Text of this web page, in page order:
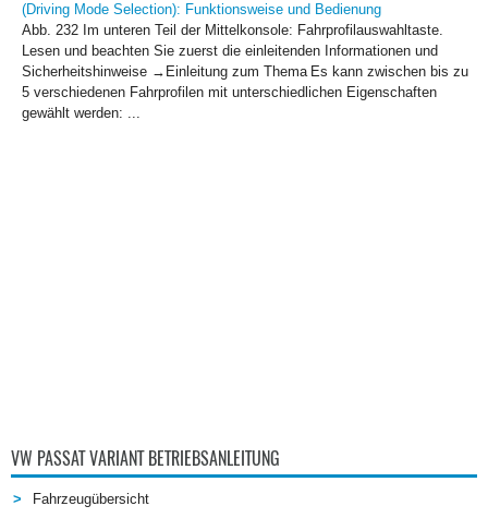
(Driving Mode Selection): Funktionsweise und Bedienung
Abb. 232 Im unteren Teil der Mittelkonsole: Fahrprofilauswahltaste.
Lesen und beachten Sie zuerst die einleitenden Informationen und
Sicherheitshinweise →Einleitung zum Thema Es kann zwischen bis zu
5 verschiedenen Fahrprofilen mit unterschiedlichen Eigenschaften
gewählt werden: ...
VW PASSAT VARIANT BETRIEBSANLEITUNG
Fahrzeugübersicht